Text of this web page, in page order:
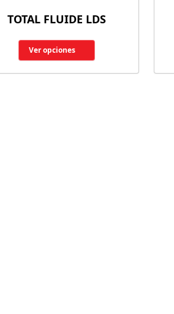
TOTAL FLUIDE LDS
Ver opciones